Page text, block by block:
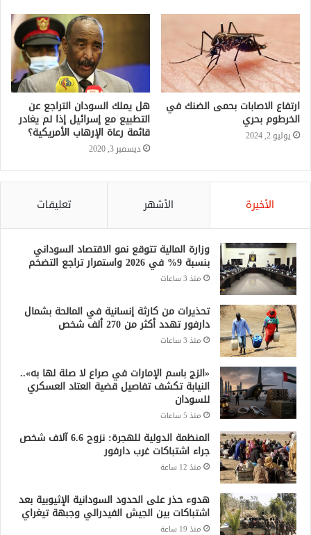
ارتفاع الاصابات بحمى الضنك في
الخرطوم بحري
يوليو 2, 2024
هل يملك السودان التراجع عن
التطبيع مع إسرائيل إذا لم يغادر
قائمة رعاة الإرهاب الأمريكية؟
ديسمبر 3, 2020
الأخيرة الأشهر تعليقات
وزارة المالية تتوقع نمو الاقتصاد السوداني
بنسبة 9% في 2026 واستمرار تراجع التضخم
منذ 3 ساعات
تحذيرات من كارثة إنسانية في المالحة بشمال
دارفور تهدد أكثر من 270 ألف شخص
منذ 3 ساعات
«الزج باسم الإمارات في صراع لا صلة لها به»..
النيابة تكشف تفاصيل قضية العتاد العسكري
للسودان
منذ 5 ساعات
المنظمة الدولية للهجرة: نزوح 6.6 آلاف شخص
جراء اشتباكات غرب دارفور
منذ 12 ساعة
هدوء حذر على الحدود السودانية الإثيوبية بعد
اشتباكات بين الجيش الفيدرالي وجبهة تيغراي
منذ 19 ساعة